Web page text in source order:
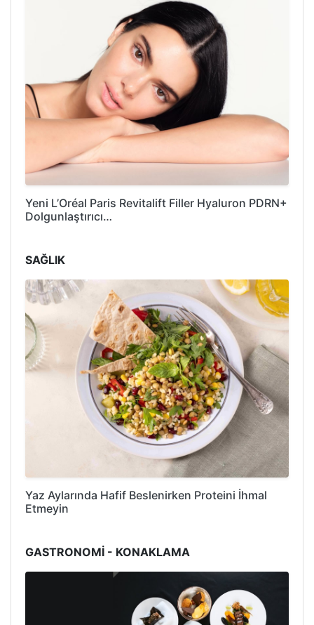
Yeni L’Oréal Paris Revitalift Filler Hyaluron PDRN+
Dolgunlaştırıcı…
SAĞLIK
Yaz Aylarında Hafif Beslenirken Proteini İhmal
Etmeyin
GASTRONOMİ - KONAKLAMA